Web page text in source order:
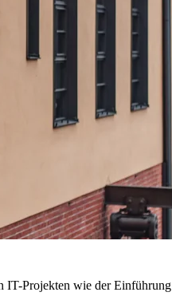
Projekten wie der